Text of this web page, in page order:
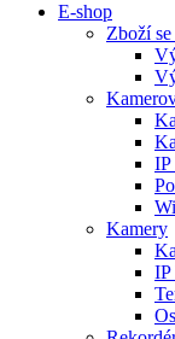
E-shop
Zboží
IP
Kamery
IP